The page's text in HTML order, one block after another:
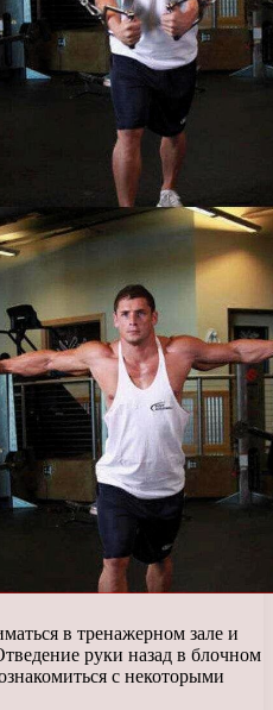
в тренажерном зале и
руки назад в блочном
с некоторыми